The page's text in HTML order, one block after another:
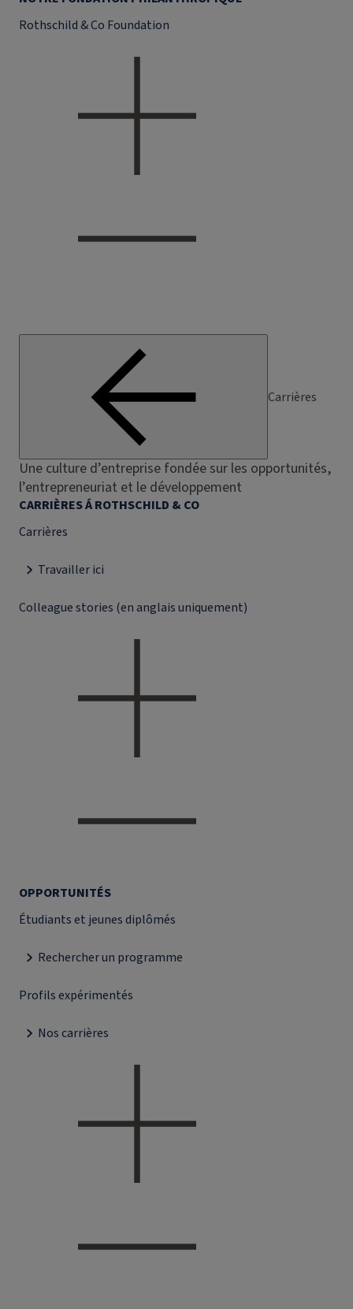
Rothschild & Co Foundation
Carrières
Une culture d’entreprise fondée sur les opportunités,
l’entrepreneuriat et le développement
CARRIÈRES Á ROTHSCHILD & CO
Carrières
Travailler ici
Colleague stories (en anglais uniquement)
OPPORTUNITÉS
Étudiants et jeunes diplômés
Rechercher un programme
Profils expérimentés
Nos carrières